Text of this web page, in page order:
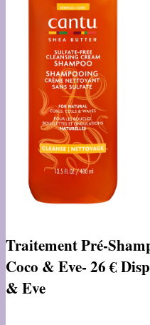
Traitement Pré-
Coco & Eve- 26 €
& Eve